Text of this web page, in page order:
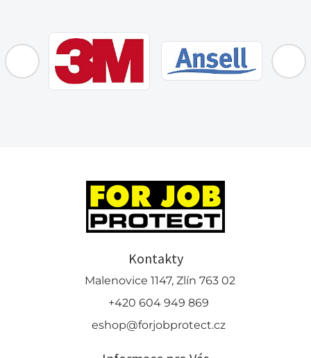
Kontakty
Malenovice 1147, Zlín 763 02
+420 604 949 869
eshop@forjobprotect.cz